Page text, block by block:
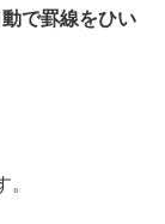
で罫線をひい